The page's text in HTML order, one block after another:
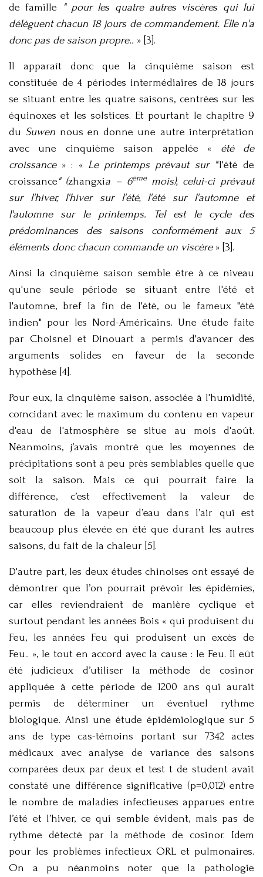
de famille " pour les quatre autres viscères qui lui
délèguent chacun 18 jours de commandement. Elle n'a
donc pas de saison propre.. » [3].
Il apparaît donc que la cinquième saison est
constituée de 4 périodes intermédiaires de 18 jours
se situant entre les quatre saisons, centrées sur les
équinoxes et les solstices. Et pourtant le chapitre 9
du Suwen nous en donne une autre interprétation
avec une cinquième saison appelée « été de
croissance» : « Le printemps prévaut sur "'l'été de
croissance" (zhangxia – 6èmemois), celui-ci prévaut
sur l'hiver, l'hiver sur l'été, l'été sur l'automne et
l'automne sur le printemps. Tel est le cycle des
prédominances des saisons conformément aux 5
éléments donc chacun commande un viscère » [3].
Ainsi la cinquième saison semble être à ce niveau
qu'une seule période se situant entre l'été et
l'automne, bref la fin de l'été, ou le fameux "été
indien" pour les Nord-Américains. Une étude faite
par Choisnel et Dinouart a permis d'avancer des
arguments solides en faveur de la seconde
hypothèse [4].
Pour eux, la cinquième saison, associée à l'humidité,
coïncidant avec le maximum du contenu en vapeur
d'eau de l'atmosphère se situe au mois d'août.
Néanmoins, j’avais montré que les moyennes de
précipitations sont à peu près semblables quelle que
soit la saison. Mais ce qui pourrait faire la
différence, c’est effectivement la valeur de
saturation de la vapeur d’eau dans l’air qui est
beaucoup plus élevée en été que durant les autres
saisons, du fait de la chaleur [5].
D'autre part, les deux études chinoises ont essayé de
démontrer que l’on pourrait prévoir les épidémies,
car elles reviendraient de manière cyclique et
surtout pendant les années Bois « qui produisent du
Feu, les années Feu qui produisent un excès de
Feu.. », le tout en accord avec la cause : le Feu. Il eût
été judicieux d’utiliser la méthode de cosinor
appliquée à cette période de 1200 ans qui aurait
permis de déterminer un éventuel rythme
biologique. Ainsi une étude épidémiologique sur 5
ans de type cas-témoins portant sur 7342 actes
médicaux avec analyse de variance des saisons
comparées deux par deux et test t de student avait
constaté une différence significative (p=0,012) entre
le nombre de maladies infectieuses apparues entre
l’été et l’hiver, ce qui semble évident, mais pas de
rythme détecté par la méthode de cosinor. Idem
pour les problèmes infectieux ORL et pulmonaires.
On a pu néanmoins noter que la pathologie